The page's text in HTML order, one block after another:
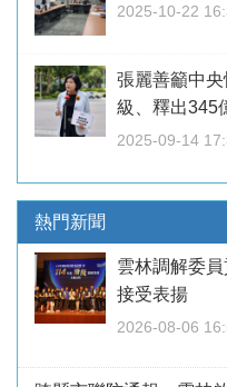
2025-10-22
張麗善籲中
級、釋出345
2025-09-14
熱門新聞
雲林調解委
接受表揚
2026-08-06